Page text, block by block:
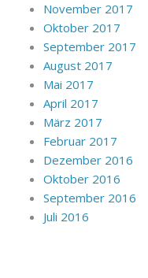
November 2017
Oktober 2017
September 2017
August 2017
Mai 2017
April 2017
März 2017
Februar 2017
Dezember 2016
Oktober 2016
September 2016
Juli 2016